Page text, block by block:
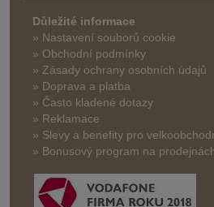
Důležité informace
» Nastavení souborů cookie
» Obchodní podmínky
» Zásady ochrany osobních údajů
» Doprava a platba
» Často kladené dotazy
» Reklamace
» Slevy a benefity pro
» Bonusový program na